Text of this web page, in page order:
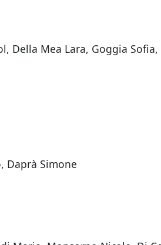
Della Mea Lara, Goggia
Daprà Simone